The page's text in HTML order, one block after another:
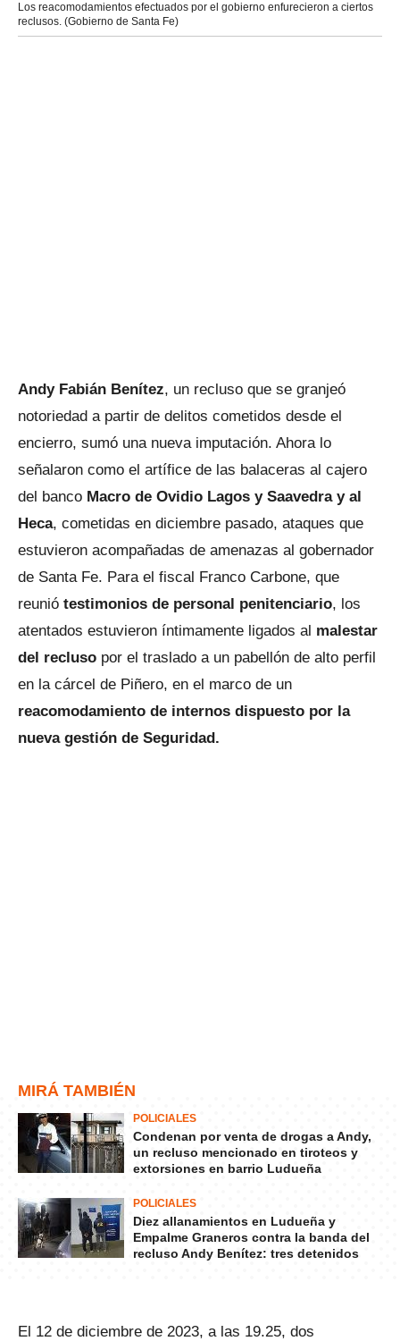
Los reacomodamientos efectuados por el gobierno enfurecieron a ciertos
reclusos. (Gobierno de Santa Fe)
Andy Fabián Benítez, un recluso que se granjeó
notoriedad a partir de delitos cometidos desde el
encierro, sumó una nueva imputación. Ahora lo
señalaron como el artífice de las balaceras al cajero
del banco Macro de Ovidio Lagos y Saavedra y al
Heca, cometidas en diciembre pasado, ataques que
estuvieron acompañadas de amenazas al gobernador
de Santa Fe. Para el fiscal Franco Carbone, que
reunió testimonios de personal penitenciario, los
atentados estuvieron íntimamente ligados al malestar
del recluso por el traslado a un pabellón de alto perfil
en la cárcel de Piñero, en el marco de un
reacomodamiento de internos dispuesto por la
nueva gestión de Seguridad.
MIRÁ TAMBIÉN
POLICIALES
Condenan por venta de drogas a Andy,
un recluso mencionado en tiroteos y
extorsiones en barrio Ludueña
POLICIALES
Diez allanamientos en Ludueña y
Empalme Graneros contra la banda del
recluso Andy Benítez: tres detenidos
El 12 de diciembre de 2023, a las 19.25, dos